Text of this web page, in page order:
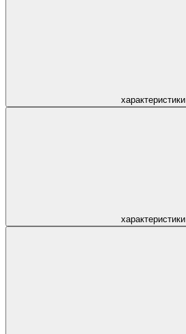
характеристики
характеристики